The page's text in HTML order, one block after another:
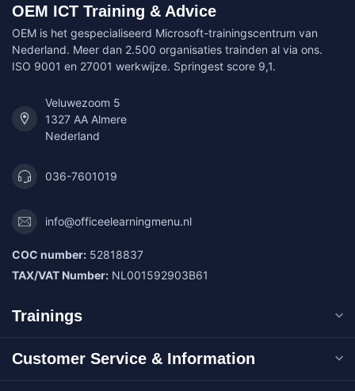
OEM ICT Training & Advice
OEM is het gespecialiseerd Microsoft-trainingscentrum van
Nederland. Meer dan 2.500 organisaties trainden al via ons.
ISO 9001 en 27001 werkwijze. Springest score 9,1.
Veluwezoom 5
1327 AA Almere
Nederland
036-7601019
info@officeelearningmenu.nl
COC number: 52818837
TAX/VAT Number: NL001592903B61
Trainings
Customer Service & Information